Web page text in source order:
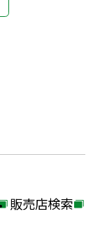
外
販売店検索